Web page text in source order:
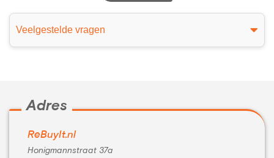
Veelgestelde vragen
Adres
ReBuyIt.nl
Honigmannstraat 37a